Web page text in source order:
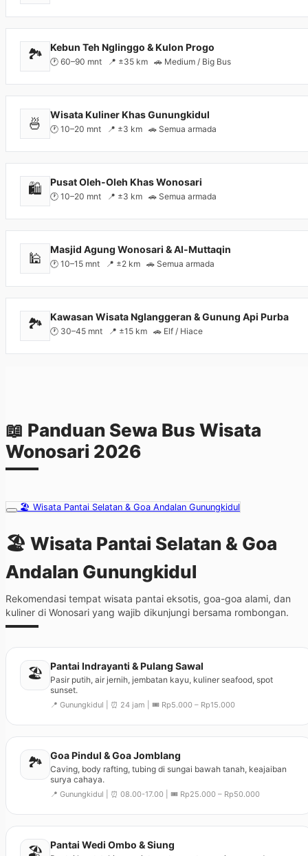
🏞️ Kebun Teh Nglinggo & Kulon Progo
🕐 60–90 mnt 📍 ±35 km 🚗 Medium / Big Bus
🍜
Wisata Kuliner Khas Gunungkidul
🕐 10–20 mnt 📍 ±3 km 🚗 Semua armada
🛍️ Pusat Oleh-Oleh Khas Wonosari
🕐 10–20 mnt 📍 ±3 km 🚗 Semua armada
🕌
Masjid Agung Wonosari & Al-Muttaqin
🕐 10–15 mnt 📍 ±2 km 🚗 Semua armada
🏞️ Kawasan Wisata Nglanggeran & Gunung Api Purba
🕐 30–45 mnt 📍 ±15 km 🚗 Elf / Hiace
📖 Panduan Sewa Bus Wisata
Wonosari 2026
🏖️ Wisata Pantai Selatan & Goa Andalan Gunungkidul
🏖️ Wisata Pantai Selatan & Goa
Andalan Gunungkidul
Rekomendasi tempat wisata pantai eksotis, goa-goa alami, dan
kuliner di Wonosari yang wajib dikunjungi bersama rombongan.
🏖️ Pantai Indrayanti & Pulang Sawal
Pasir putih, air jernih, jembatan kayu, kuliner seafood, spot
sunset.
📍 Gunungkidul | ⏰ 24 jam | 🎟️ Rp5.000 – Rp15.000
🏞️ Goa Pindul & Goa Jomblang
Caving, body rafting, tubing di sungai bawah tanah, keajaiban
surya cahaya.
📍 Gunungkidul | ⏰ 08.00-17.00 | 🎟️ Rp25.000 – Rp50.000
🏖️ Pantai Wedi Ombo & Siung